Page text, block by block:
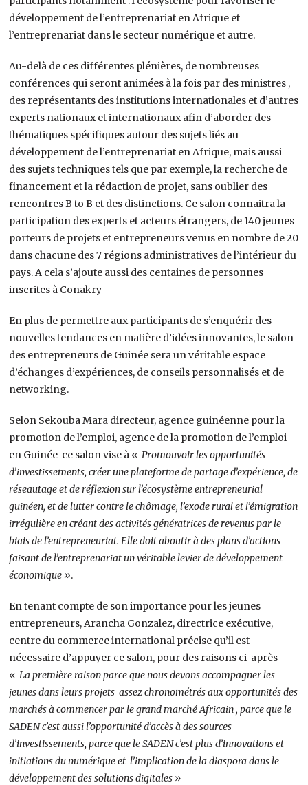
développement de l’entreprenariat en Afrique et
l’entreprenariat dans le secteur numérique et autre.
Au-delà de ces différentes plénières, de nombreuses
conférences qui seront animées à la fois par des ministres ,
des représentants des institutions internationales et d’autres
experts nationaux et internationaux afin d’aborder des
thématiques spécifiques autour des sujets liés au
développement de l’entreprenariat en Afrique, mais aussi
des sujets techniques tels que par exemple, la recherche de
financement et la rédaction de projet, sans oublier des
rencontres B to B et des distinctions. Ce salon connaitra la
participation des experts et acteurs étrangers, de 140 jeunes
porteurs de projets et entrepreneurs venus en nombre de 20
dans chacune des 7 régions administratives de l’intérieur du
pays. A cela s’ajoute aussi des centaines de personnes
inscrites à Conakry
En plus de permettre aux participants de s’enquérir des
nouvelles tendances en matière d’idées innovantes, le salon
des entrepreneurs de Guinée sera un véritable espace
d’échanges d’expériences, de conseils personnalisés et de
networking.
Selon Sekouba Mara directeur, agence guinéenne pour la
promotion de l’emploi, agence de la promotion de l’emploi
en Guinée ce salon vise à « Promouvoir les opportunités
d’investissements, créer une plateforme de partage d’expérience, de
réseautage et de réflexion sur l’écosystème entrepreneurial
guinéen, et de lutter contre le chômage, l’exode rural et l’émigration
irrégulière en créant des activités génératrices de revenus par le
biais de l’entrepreneuriat. Elle doit aboutir à des plans d’actions
faisant de l’entreprenariat un véritable levier de développement
économique ».
En tenant compte de son importance pour les jeunes
entrepreneurs, Arancha Gonzalez, directrice exécutive,
centre du commerce international précise qu’il est
nécessaire d’appuyer ce salon, pour des raisons ci-après
« La première raison parce que nous devons accompagner les
jeunes dans leurs projets assez chronométrés aux opportunités des
marchés à commencer par le grand marché Africain , parce que le
SADEN c’est aussi l’opportunité d’accès à des sources
d’investissements, parce que le SADEN c’est plus d’innovations et
initiations du numérique et l’implication de la diaspora dans le
développement des solutions digitales »